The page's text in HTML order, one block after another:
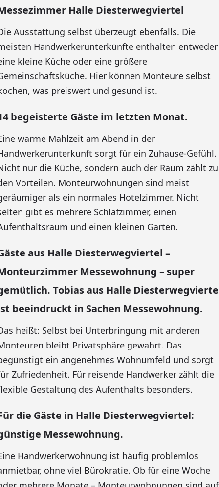
Halle Diesterwegviertel
Ausstattung selbst überzeugt ebenfalls. Die
Handwerkerunterkünfte enthalten entweder
kleine Küche oder eine größere
Hier können Monteure selbst
was preiswert und gesund ist.
begeisterte Gäste im letzten Monat.
warme Mahlzeit am Abend in der
sorgt für ein Zuhause-Gefühl.
nur die Küche, sondern auch der Raum zählt zu
Vorteilen. Monteurwohnungen sind meist
als ein normales Hotelzimmer. Nicht
gibt es mehrere Schlafzimmer, einen
und einen kleinen Garten.
aus Halle Diesterwegviertel –
Messewohnung – super
Tobias aus Halle
beeindruckt in Sachen Messewohnung.
heißt: Selbst bei Unterbringung mit anderen
bleibt Privatsphäre gewahrt. Das
ein angenehmes Wohnumfeld und sorgt
Zufriedenheit. Für reisende Handwerker zählt die
Gestaltung des Aufenthalts besonders.
die Gäste in Halle Diesterwegviertel:
Messewohnung.
Handwerkerwohnung ist häufig problemlos
ohne viel Bürokratie. Ob für eine Woche